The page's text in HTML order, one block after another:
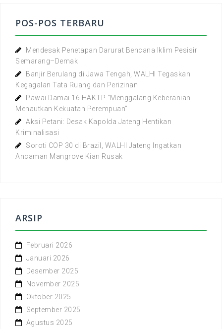
POS-POS TERBARU
Mendesak Penetapan Darurat Bencana Iklim Pesisir
Semarang–Demak
Banjir Berulang di Jawa Tengah, WALHI Tegaskan
Kegagalan Tata Ruang dan Perizinan
Pawai Damai 16 HAKTP “Menggalang Keberanian
Menautkan Kekuatan Perempuan”
Aksi Petani: Desak Kapolda Jateng Hentikan
Kriminalisasi
Soroti COP 30 di Brazil, WALHI Jateng Ingatkan
Ancaman Mangrove Kian Rusak
ARSIP
Februari 2026
Januari 2026
Desember 2025
November 2025
Oktober 2025
September 2025
Agustus 2025